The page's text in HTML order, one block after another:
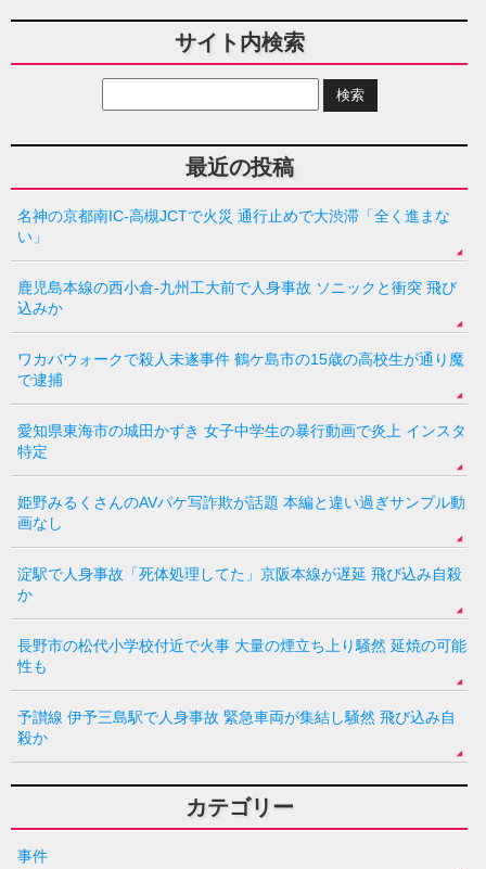
サイト内検索
最近の投稿
名神の京都南IC-高槻JCTで火災 通行止めで大渋滞「全く進まな
い」
鹿児島本線の西小倉-九州工大前で人身事故 ソニックと衝突 飛び
込みか
ワカバウォークで殺人未遂事件 鶴ケ島市の15歳の高校生が通り魔
で逮捕
愛知県東海市の城田かずき 女子中学生の暴行動画で炎上 インスタ
特定
姫野みるくさんのAVパケ写詐欺が話題 本編と違い過ぎサンプル動
画なし
淀駅で人身事故「死体処理してた」京阪本線が遅延 飛び込み自殺
か
長野市の松代小学校付近で火事 大量の煙立ち上り騒然 延焼の可能
性も
予讃線 伊予三島駅で人身事故 緊急車両が集結し騒然 飛び込み自
殺か
カテゴリー
事件